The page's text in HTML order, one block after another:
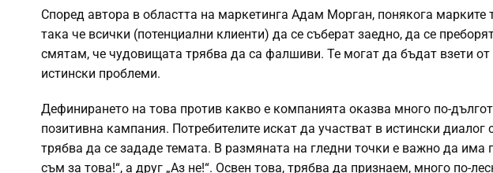
Според автора в областта на маркетинга Адам Морган, понякога марките
така че всички (потенциални клиенти) да се съберат заедно, да се
смятам, че чудовищата трябва да са фалшиви. Те могат да бъдат взети
истински проблеми.
Дефинирането на това против какво е компанията оказва много по-
позитивна кампания. Потребителите искат да участват в истински
трябва да се зададе темата. В размяната на гледни точки е важно да има
съм за това!“, а друг „Аз не!“. Освен това, трябва да признаем, много по-